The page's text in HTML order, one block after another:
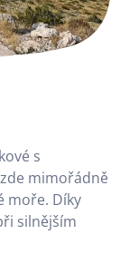
s
mimořádně
moře. Díky
silnějším